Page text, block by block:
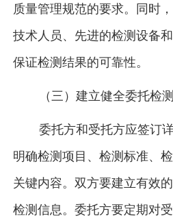
质量管理规范的要求。同时
技术人员、先进的检测设备
保证检测结果的可靠性。
（三）建立健全委托检
委托方和受托方应签订
明确检测项目、检测标准、
关键内容。双方要建立有效
检测信息。委托方要定期对